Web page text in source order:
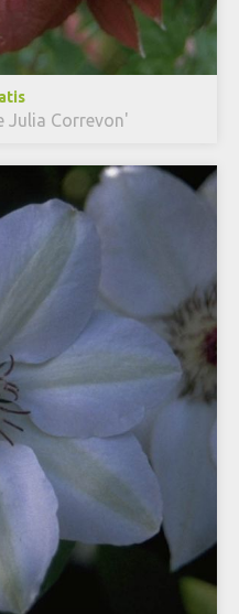
Julia Correvon'